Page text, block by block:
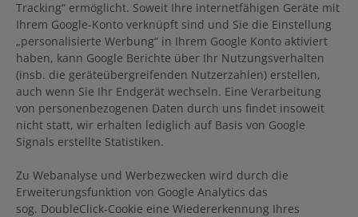
Tracking“ ermöglicht. Soweit Ihre internetfähigen Geräte mit
Ihrem Google-Konto verknüpft sind und Sie die Einstellung
„personalisierte Werbung“ in Ihrem Google Konto aktiviert
haben, kann Google Berichte über Ihr Nutzungsverhalten
(insb. die geräteübergreifenden Nutzerzahlen) erstellen,
auch wenn Sie Ihr Endgerät wechseln. Eine Verarbeitung
von personenbezogenen Daten durch uns findet insoweit
nicht statt, wir erhalten lediglich auf Basis von Google
Signals erstellte Statistiken.
Zu Webanalyse und Werbezwecken wird durch die
Erweiterungsfunktion von Google Analytics das
sog. DoubleClick-Cookie eine Wiedererkennung Ihres